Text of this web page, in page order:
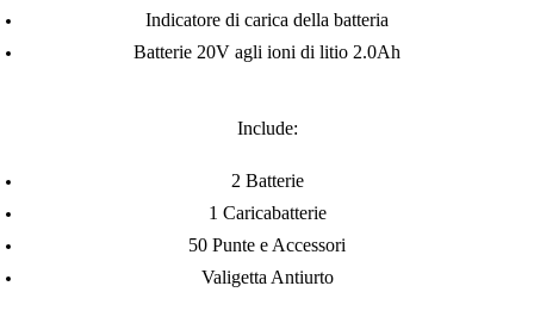
Indicatore di carica della batteria
Batterie 20V agli ioni di litio 2.0Ah
Include:
2 Batterie
1 Caricabatterie
50 Punte e Accessori
Valigetta Antiurto